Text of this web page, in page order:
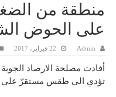
منطقة من
على الحوض
Admin 22 فبراير، 2017
أفادت مصلحة الارصاد
تؤدي الى طقس مستقرّ